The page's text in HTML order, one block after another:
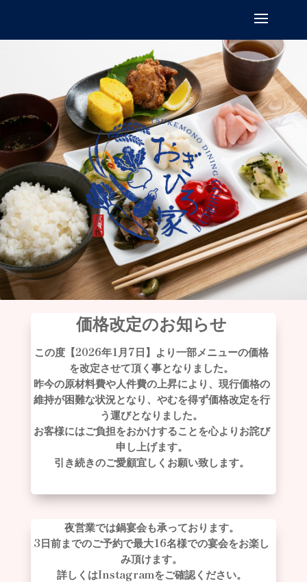
価格改定のお知らせ
この度【2026年1月7日】より一部メニューの価格
を改定させて頂く事となりました。
昨今の原材料費や人件費の上昇により、現行価格の
維持が困難な状況となり、やむを得ず価格改定を行
う運びとなりました。
お客様にはご負担をおかけすることを心よりお詫び
申し上げます。
引き続きのご愛顧宜しくお願い致します。
夜営業では鍋宴会も承っております。
3日前までのご予約で最大16名様での宴会をお楽し
み頂けます。
詳しくはInstagramをご確認ください。